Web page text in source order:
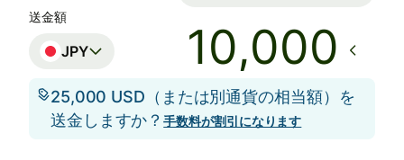
送金額
JPY
25,000 USD（または別通貨の相当額）を
送金しますか？手数料が割引になります